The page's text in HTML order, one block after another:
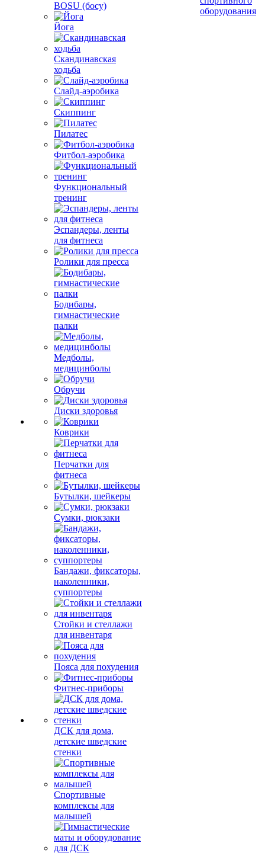
BOSU (босу)
Йога
Скандинавская
ходьба
Слайд-аэробика
Скиппинг
Пилатес
Фитбол-аэробика
Функциональный
тренинг
Эспандеры, ленты
для фитнеса
Ролики для пресса
Бодибары,
гимнастические
палки
Медболы,
медицинболы
Обручи
Диски здоровья
Коврики
Перчатки для
фитнеса
Бутылки, шейкеры
Сумки, рюкзаки
Бандажи, фиксаторы,
наколенники,
суппортеры
Стойки и стеллажи
для инвентаря
Пояса для похудения
Фитнес-приборы
ДСК для дома,
детские шведские
стенки
Спортивные
комплексы для
малышей
оборудования